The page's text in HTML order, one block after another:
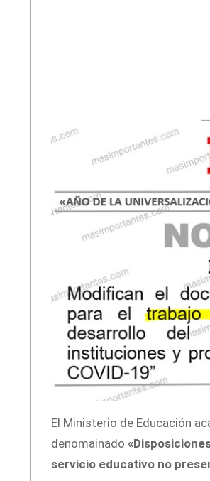
El Ministerio de Educación
denomainado
servicio educativo no